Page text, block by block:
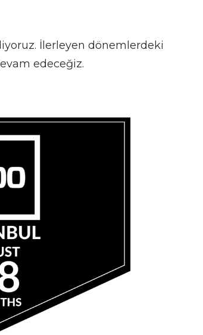
İlerleyen dönemlerdeki
edeceğiz.